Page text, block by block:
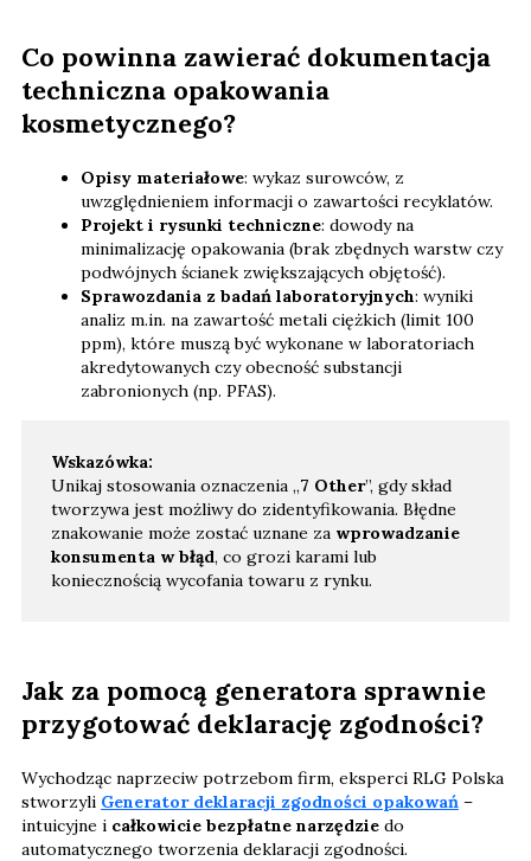
Co powinna zawierać dokumentacja
techniczna opakowania
kosmetycznego?
Opisy materiałowe: wykaz surowców, z
uwzględnieniem informacji o zawartości recyklatów.
Projekt i rysunki techniczne: dowody na
minimalizację opakowania (brak zbędnych warstw czy
podwójnych ścianek zwiększających objętość).
Sprawozdania z badań laboratoryjnych: wyniki
analiz m.in. na zawartość metali ciężkich (limit 100
ppm), które muszą być wykonane w laboratoriach
akredytowanych czy obecność substancji
zabronionych (np. PFAS).
Wskazówka:
Unikaj stosowania oznaczenia „7 Other”, gdy skład
tworzywa jest możliwy do zidentyfikowania. Błędne
znakowanie może zostać uznane za wprowadzanie
konsumenta w błąd, co grozi karami lub
koniecznością wycofania towaru z rynku.
Jak za pomocą generatora sprawnie
przygotować deklarację zgodności?
Wychodząc naprzeciw potrzebom firm, eksperci RLG Polska
stworzyli Generator deklaracji zgodności opakowań –
intuicyjne i całkowicie bezpłatne narzędzie do
automatycznego tworzenia deklaracji zgodności.